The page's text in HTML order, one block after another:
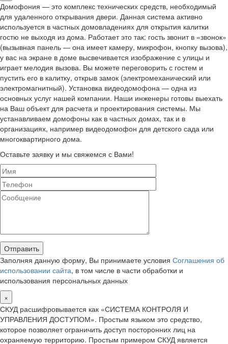
Домофония — это комплекс технических средств, необходимый
для удаленного открывания двери. Данная система активно
используется в частных домовладениях для открытия калитки
гостю не выходя из дома. Работает это так: гость звонит в «звонок»
(вызывная панель — она имеет камеру, микрофон, кнопку вызова),
у вас на экране в доме высвечивается изображение с улицы и
играет мелодия вызова. Вы можете переговорить с гостем и
пустить его в калитку, открыв замок (электромеханический или
электромагнитный). Установка видеодомофона — одна из
основных услуг нашей компании. Наши инженеры готовы выехать
на Ваш объект для расчета и проектирования системы. Мы
устанавливаем домофоны как в частных домах, так и в
организациях, например видеодомофон для детского сада или
многоквартирного дома.
Оставьте заявку и мы свяжемся с Вами!
Заполняя данную форму, Вы принимаете условия Соглашения об
использовании сайта, в том числе в части обработки и
использования персональных данных
×
СКУД расшифровывается как «СИСТЕМА КОНТРОЛЯ И
УПРАВЛЕНИЯ ДОСТУПОМ». Простым языком это средство,
которое позволяет ограничить доступ посторонних лиц на
охраняемую территорию. Простым примером СКУД является